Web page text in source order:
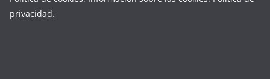
privacidad.